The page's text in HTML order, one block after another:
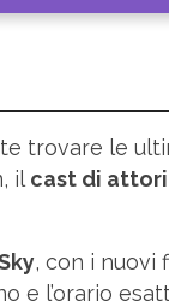
trovare le
il cast di attori
, con i nuovi
e l’orario